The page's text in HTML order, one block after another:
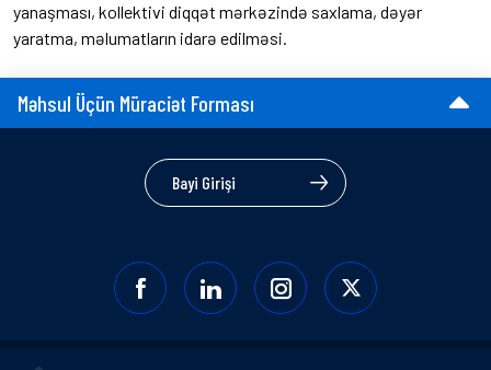
yanaşması, kollektivi diqqət mərkəzində saxlama, dəyər
yaratma, məlumatların idarə edilməsi.
Məhsul Üçün Müraciət Forması
Bayi Girişi